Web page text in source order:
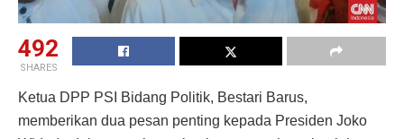
492
SHARES
Ketua DPP PSI Bidang Politik, Bestari Barus,
memberikan dua pesan penting kepada Presiden Joko